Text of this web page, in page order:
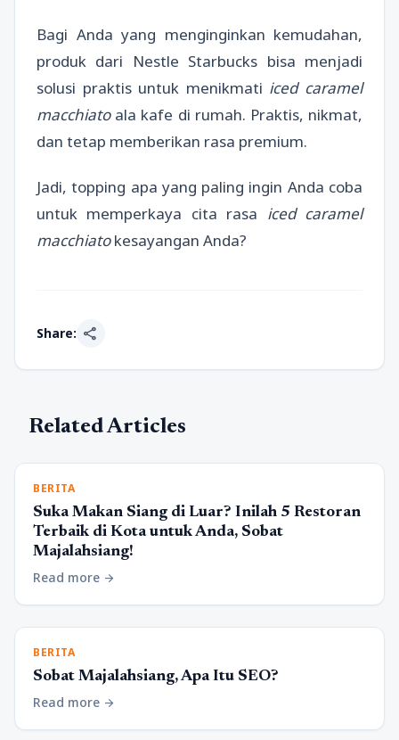
Bagi Anda yang menginginkan kemudahan,
produk dari Nestle Starbucks bisa menjadi
solusi praktis untuk menikmati iced caramel
macchiatoala kafe di rumah. Praktis, nikmat,
dan tetap memberikan rasa premium.
Jadi, topping apa yang paling ingin Anda coba
untuk memperkaya cita rasa iced caramel
macchiatokesayangan Anda?
Share: share
Related Articles
BERITA
Suka Makan Siang di Luar? Inilah 5 Restoran
Terbaik di Kota untuk Anda, Sobat
Majalahsiang!
Read more arrow_forward
BERITA
Sobat Majalahsiang, Apa Itu SEO?
Read more arrow_forward